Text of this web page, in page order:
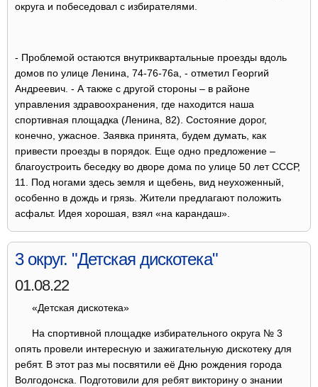
округа и побеседовал с избирателями.
- Проблемой остаются внутриквартальные проезды вдоль
домов по улице Ленина, 74-76-76а, - отметил Георгий
Андреевич. - А также с другой стороны – в районе
управления здравоохранения, где находится наша
спортивная площадка (Ленина, 82). Состояние дорог,
конечно, ужасное. Заявка принята, будем думать, как
привести проезды в порядок. Еще одно предложение –
благоустроить беседку во дворе дома по улице 50 лет СССР,
11. Под ногами здесь земля и щебень, вид неухоженный,
особенно в дождь и грязь. Жители предлагают положить
асфальт. Идея хорошая, взял «на карандаш».
3 округ. "Детская дискотека"
01.08.22
«Детская дискотека»
На спортивной площадке избирательного округа № 3
опять провели интересную и зажигательную дискотеку для
ребят. В этот раз мы посвятили её Дню рождения города
Волгодонска. Подготовили для ребят викторину о знании